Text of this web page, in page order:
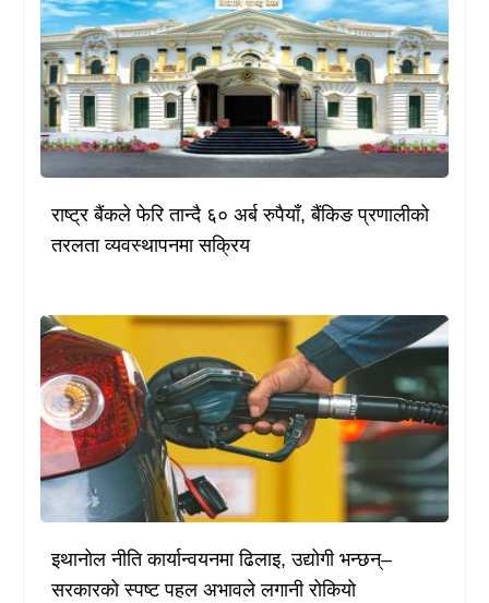
राष्ट्र बैंकले फेरि तान्दै ६० अर्ब रुपैयाँ, बैंकिङ प्रणालीको
तरलता व्यवस्थापनमा सक्रिय
इथानोल नीति कार्यान्वयनमा ढिलाइ, उद्योगी भन्छन्–
सरकारको स्पष्ट पहल अभावले लगानी रोकियो